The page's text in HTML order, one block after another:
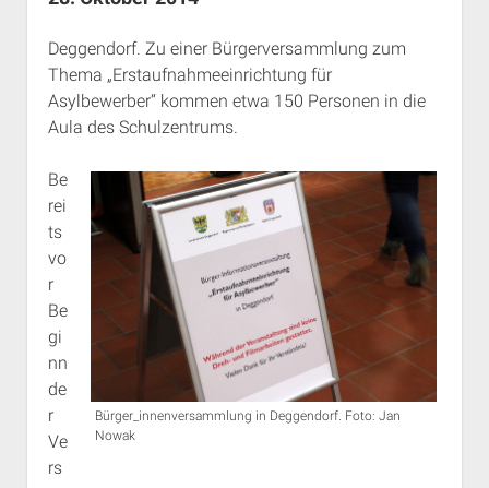
RSS-Feeds, Twitter & Facebook
Bibliothek
Kontakt & PGP-Key
Deggendorf. Zu einer Bürgerversammlung zum
Thema „Erstaufnahmeeinrichtung für
Asylbewerber“ kommen etwa 150 Personen in die
Aula des Schulzentrums.
Bürger_innenversammlung in Deggendorf. Foto: Jan
Nowak
Be
rei
ts
vo
r
Be
gi
nn
de
r
Ve
rs